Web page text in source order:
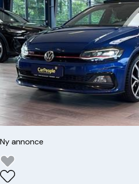
Ny annonce